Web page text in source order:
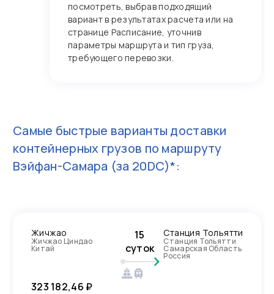
посмотреть, выбрав подходящий
вариант в результатах расчета или на
странице Расписание, уточнив
параметры маршрута и тип груза,
требующего перевозки.
Самые быстрые варианты доставки
контейнерных грузов по маршруту
Вэйфан-Самара (за 20DC)*:
Жичжао
Жичжао Циндао
Китай
15
суток
Станция Тольятти
Станция Тольятти
Самарская Область
Россия
323 182,46 ₽